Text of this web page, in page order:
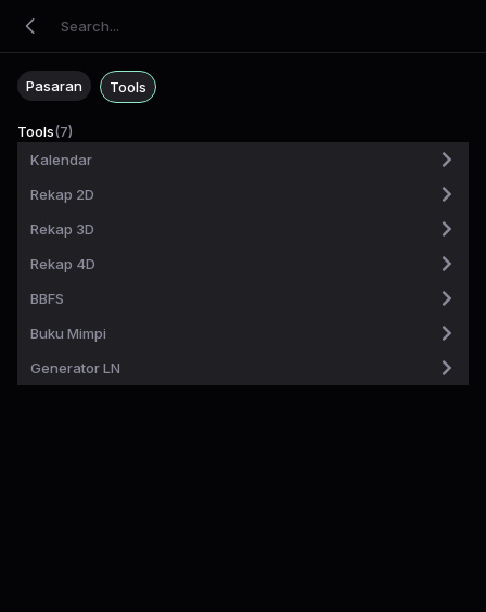
Pasaran Tools
Tools(7)
Kalendar
Rekap 2D
Rekap 3D
Rekap 4D
BBFS
Buku Mimpi
Generator LN